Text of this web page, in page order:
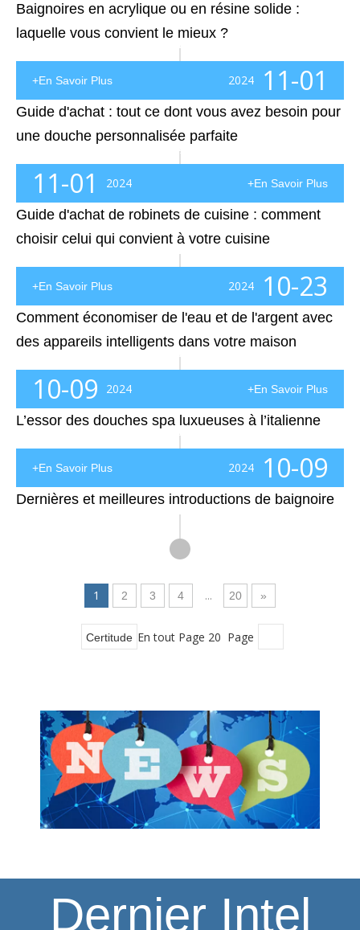
Baignoires en acrylique ou en résine solide :
laquelle vous convient le mieux ?
Baignoires en acrylique ou en résine solide : laquelle vous convient le mieux ? Lorsque vous modernisez votre salle de bain, choisir le bon matériau de baignoire est une décision cruciale qui a un impact à la fois sur le style et le confort. Deux options populaires dans le monde de la conception de salles de bains de luxe sont les baignoires en acrylique et en résine solide. Les deux ont leur o
11-01
2024
+En Savoir Plus
Guide d'achat : tout ce dont vous avez besoin pour
une douche personnalisée parfaite
Guide d'achat : tout ce dont vous avez besoin pour une douche personnalisée parfaiteUne douche personnalisée peut transformer votre salle de bain en un refuge de type spa, adapté à vos préférences personnelles. Avec des options infinies de conception et de fonctionnalité, vous pouvez créer l’expérience de douche de vos rêves. Ce guide vous aidera à naviguer
11-01 2024 +En Savoir Plus
Guide d'achat de robinets de cuisine : comment
choisir celui qui convient à votre cuisine
Guide d'achat de robinets de cuisine : comment choisir celui qui convient à votre cuisineUn robinet de cuisine fait bien plus que simplement faire couler de l'eau. C'est un acteur majeur à la fois dans l'apparence et la fonction de votre cuisine. Ce guide vous guidera à travers les principales caractéristiques à prendre en compte lors du choix d'un robinet, afin que vous puissiez trouver le
10-23
2024
+En Savoir Plus
Comment économiser de l'eau et de l'argent avec
des appareils intelligents dans votre maison
10-09 2024 +En Savoir Plus
L’essor des douches spa luxueuses à l’italienne
10-09
2024
+En Savoir Plus
Dernières et meilleures introductions de baignoire
Dernières et meilleures introductions de baignoires Les baignoires continuent d'être des nécessités pour les acheteurs de maison d'aujourd'hui et des pièces maîtresses pour la salle de bain. Les dernières versions de baignoires continuent d'augmenter les capacités du luminaire. Les baignoires restent la pièce maîtresse du bain, et bien que les données de la National Kitchen et du Ba
1 2 3 4 ... 20 »
En tout Page 20 Page
Certitude
Dernier Intel